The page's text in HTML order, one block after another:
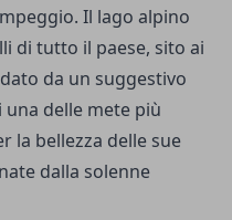
Il lago alpino
di tutto il paese, sito ai
da un suggestivo
delle mete più
la bellezza delle sue
dalla solenne